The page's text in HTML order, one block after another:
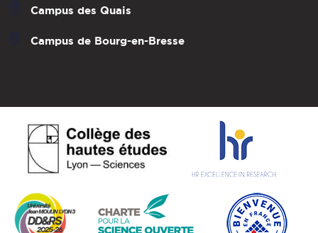
Campus des Quais
Campus de Bourg-en-Bresse